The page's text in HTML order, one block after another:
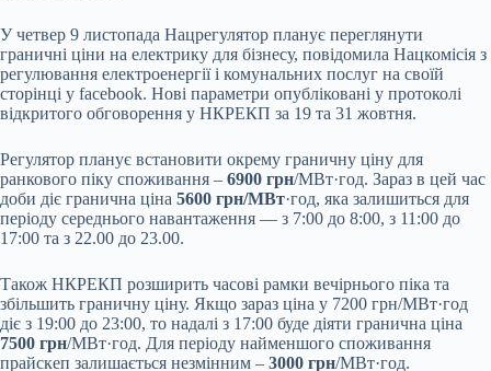
У четвер 9 листопада Нацрегулятор планує переглянути
граничні ціни на електрику для бізнесу, повідомила Нацкомісія з
регулювання електроенергії і комунальних послуг на своїй
сторінці у facebook. Нові параметри опубліковані у протоколі
відкритого обговорення у НКРЕКП за 19 та 31 жовтня.
Регулятор планує встановити окрему граничну ціну для
ранкового піку споживання – 6900 грн/МВт·год. Зараз в цей час
доби діє гранична ціна 5600 грн/МВт·год, яка залишиться для
періоду середнього навантаження — з 7:00 до 8:00, з 11:00 до
17:00 та з 22.00 до 23.00.
Також НКРЕКП розширить часові рамки вечірнього піка та
збільшить граничну ціну. Якщо зараз ціна у 7200 грн/МВт·год
діє з 19:00 до 23:00, то надалі з 17:00 буде діяти гранична ціна
7500 грн/МВт·год. Для періоду найменшого споживання
прайскеп залишається незмінним – 3000 грн/МВт·год.